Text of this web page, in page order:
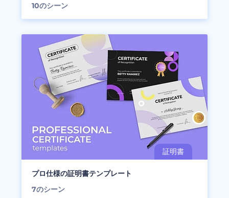
10のシーン
プロ仕様の証明書テンプレート
7のシーン